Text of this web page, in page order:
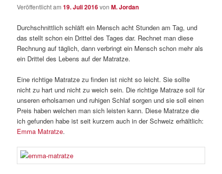
Veröffentlicht am19. Juli 2016vonM. Jordan
Durchschnittlich schläft ein Mensch acht Stunden am Tag, und
das stellt schon ein Drittel des Tages dar. Rechnet man diese
Rechnung auf täglich, dann verbringt ein Mensch schon mehr als
ein Drittel des Lebens auf der Matratze.
Eine richtige Matratze zu finden ist nicht so leicht. Sie sollte
nicht zu hart und nicht zu weich sein. Die richtige Matraze soll für
unseren erholsamen und ruhigen Schlaf sorgen und sie soll einen
Preis haben welchen man sich leisten kann. Diese Matratze die
ich gefunden habe ist seit kurzem auch in der Schweiz erhältlich:
Emma Matratze.